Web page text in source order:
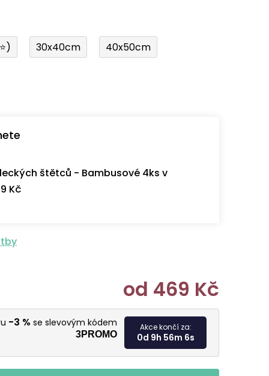
30x40cm 40x50cm
štětců - Bambusové 4ks v
Kč
od 469 Kč
Měrná
-3 % se slevovým kódem
3PROMO
Akce končí za:
0d 9h 56m 5s